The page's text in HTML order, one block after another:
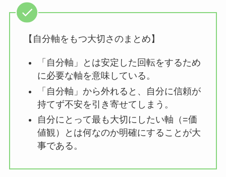
【自分軸をもつ大切さのまとめ】
「自分軸」とは安定した回転をするため
に必要な軸を意味している。
「自分軸」から外れると、自分に信頼が
持てず不安を引き寄せてしまう。
自分にとって最も大切にしたい軸（=価
値観）とは何なのか明確にすることが大
事である。